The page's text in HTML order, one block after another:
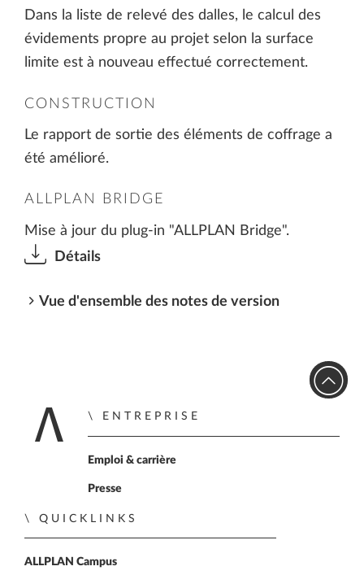
Dans la liste de relevé des dalles, le calcul des
évidements propre au projet selon la surface
limite est à nouveau effectué correctement.
CONSTRUCTION
Le rapport de sortie des éléments de coffrage a
été amélioré.
ALLPLAN BRIDGE
Mise à jour du plug-in "ALLPLAN Bridge".
Détails
Vue d'ensemble des notes de version
Retour à la page
ENTREPRISE
Emploi & carrière
Presse
QUICKLINKS
ALLPLAN Campus